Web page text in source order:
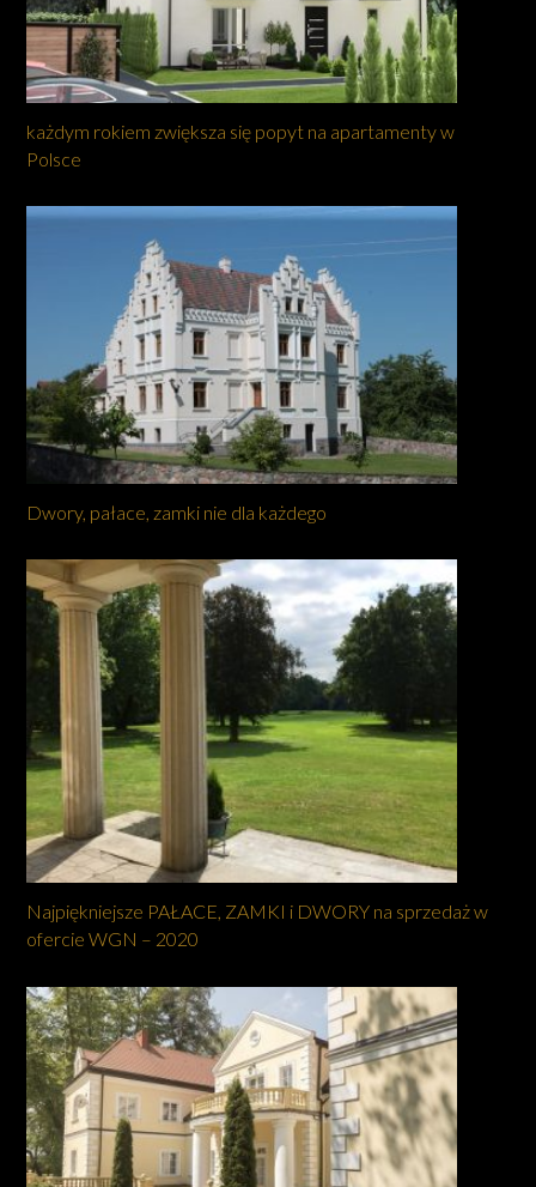
każdym rokiem zwiększa się popyt na apartamenty w
Polsce
Dwory, pałace, zamki nie dla każdego
Najpiękniejsze PAŁACE, ZAMKI i DWORY na sprzedaż w
ofercie WGN – 2020